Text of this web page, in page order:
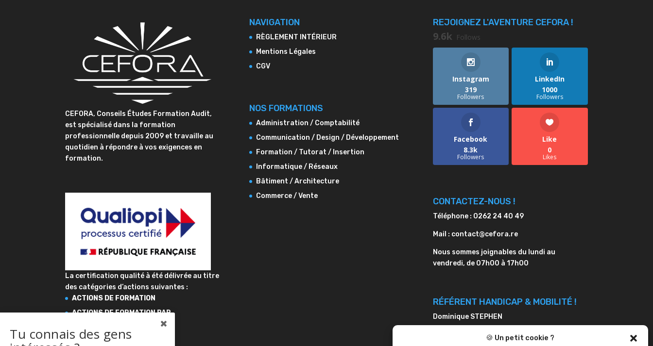
🍪 Un petit cookie ?
CEFORA, Conseils Études Formation Audit,
est spécialisé dans la formation
professionnelle depuis 2009 et travaille au
quotidien à répondre à vos exigences en
formation.
La certification qualité à été délivrée au titre
des catégories d’actions suivantes :
ACTIONS DE FORMATION
ACTIONS DE FORMATION PAR
NAVIGATION
RÈGLEMENT INTÉRIEUR
Mentions Légales
CGV
NOS FORMATIONS
Administration / Comptabilité
Communication / Design / Développement
Formation / Tutorat / Insertion
Informatique / Réseaux
Bâtiment / Architecture
Commerce / Vente
REJOIGNEZ L'AVENTURE CEFORA !
9.6k Follows
Instagram
319
Followers
LinkedIn
1000
Followers
Facebook
8.3k
Followers
Like
0
Likes
CONTACTEZ-NOUS !
Téléphone : 0262 24 40 49
Mail : contact@cefora.re
Nous sommes joignables du lundi au
vendredi, de 07h00 à 17h00
RÉFÉRENT HANDICAP & MOBILITÉ !
Dominique STEPHEN
Téléphone : 0262 24 40 49
Tu connais des gens